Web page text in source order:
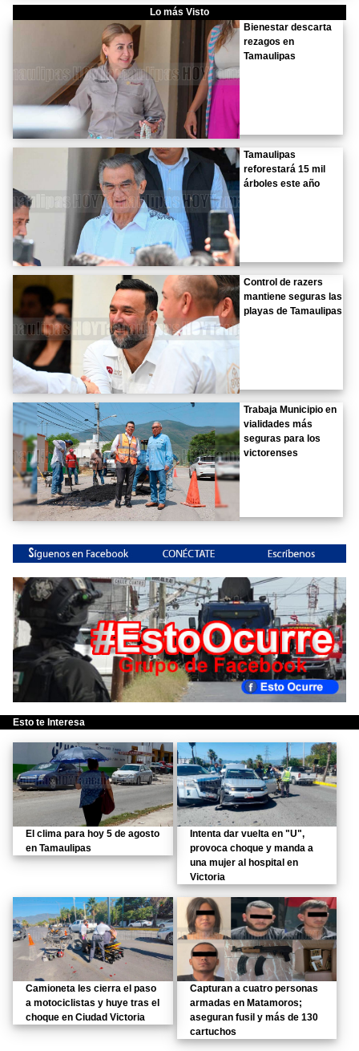
Lo más Visto
Bienestar descarta
rezagos en
Tamaulipas
Tamaulipas
reforestará 15 mil
árboles este año
Control de razers
mantiene seguras las
playas de Tamaulipas
Trabaja Municipio en
vialidades más
seguras para los
victorenses
Esto te Interesa
El clima para hoy 5 de agosto
en Tamaulipas
Intenta dar vuelta en "U",
provoca choque y manda a
una mujer al hospital en
Victoria
Camioneta les cierra el paso
a motociclistas y huye tras el
choque en Ciudad Victoria
Capturan a cuatro personas
armadas en Matamoros;
aseguran fusil y más de 130
cartuchos